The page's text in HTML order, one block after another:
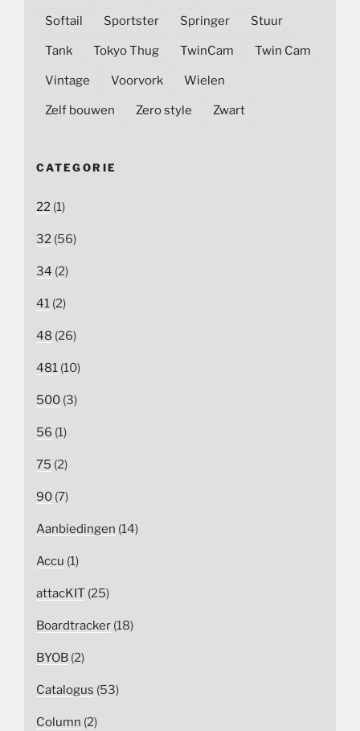
Softail Sportster Springer Stuur
Tank Tokyo Thug TwinCam Twin Cam
Vintage Voorvork Wielen
Zelf bouwen Zero style Zwart
CATEGORIE
22 (1)
32 (56)
34 (2)
41 (2)
48 (26)
481 (10)
500 (3)
56 (1)
75 (2)
90 (7)
Aanbiedingen (14)
Accu (1)
attacKIT (25)
Boardtracker (18)
BYOB (2)
Catalogus (53)
Column (2)